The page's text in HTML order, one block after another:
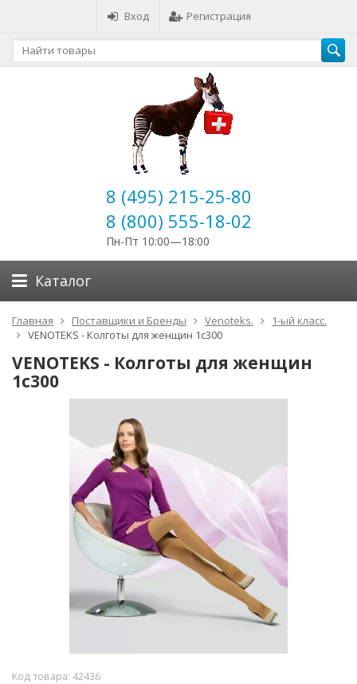
Вход Регистрация
8 (495) 215-25-80
8 (800) 555-18-02
Пн-Пт 10:00—18:00
Каталог
Главная Поставщики и Бренды Venoteks.
1-ый класс.
VENOTEKS - Колготы для женщин 1c300
VENOTEKS - Колготы для женщин
1c300
Код товара: 42436